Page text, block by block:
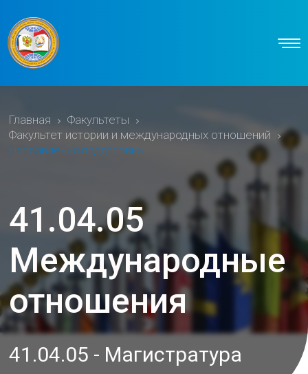
Главная
Факультеты
Факультет истории и международных отношений
Направления подготовки
41.04.05
Международные
отношения
41.04.05 - Магистратура